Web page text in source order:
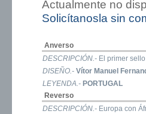
Actualmente no
Solicítanosla sin
Anverso
DESCRIPCIÓN.- El primer
DISEÑO.- Vítor Manuel
LEYENDA.- PORTUGAL
Reverso
DESCRIPCIÓN.- Europa con